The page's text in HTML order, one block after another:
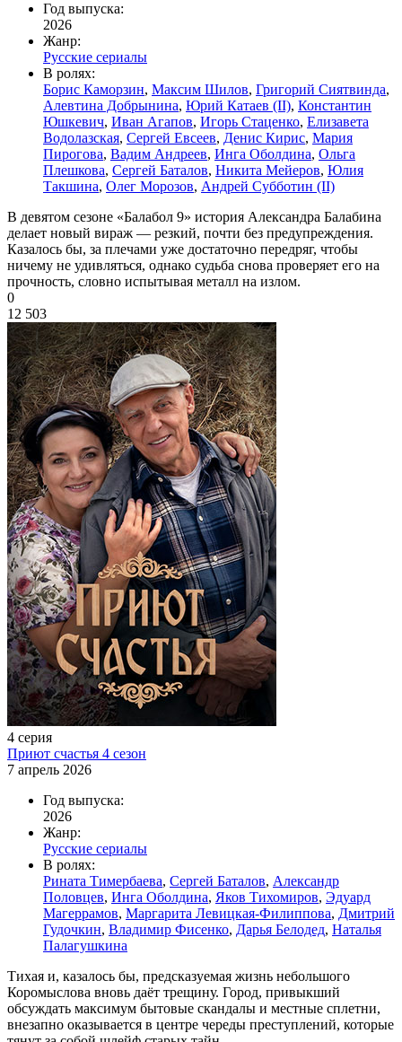
Год выпуска:
2026
Жанр:
Русские сериалы
В ролях:
Борис Каморзин, Максим Шилов, Григорий Сиятвинда,
Алевтина Добрынина, Юрий Катаев (II), Константин
Юшкевич, Иван Агапов, Игорь Стаценко, Елизавета
Водолазская, Сергей Евсеев, Денис Кирис, Мария
Пирогова, Вадим Андреев, Инга Оболдина, Ольга
Плешкова, Сергей Баталов, Никита Мейеров, Юлия
Такшина, Олег Морозов, Андрей Субботин (II)
В девятом сезоне «Балабол 9» история Александра Балабина
делает новый вираж — резкий, почти без предупреждения.
Казалось бы, за плечами уже достаточно передряг, чтобы
ничему не удивляться, однако судьба снова проверяет его на
прочность, словно испытывая металл на излом.
0
12 503
4 серия
Приют счастья 4 сезон
7 апрель 2026
Год выпуска:
2026
Жанр:
Русские сериалы
В ролях:
Рината Тимербаева, Сергей Баталов, Александр
Половцев, Инга Оболдина, Яков Тихомиров, Эдуард
Магеррамов, Маргарита Левицкая-Филиппова, Дмитрий
Гудочкин, Владимир Фисенко, Дарья Белодед, Наталья
Палагушкина
Тихая и, казалось бы, предсказуемая жизнь небольшого
Коромыслова вновь даёт трещину. Город, привыкший
обсуждать максимум бытовые скандалы и местные сплетни,
внезапно оказывается в центре череды преступлений, которые